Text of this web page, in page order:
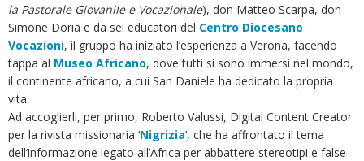
la Pastorale Giovanile e Vocazionale), don Matteo Scarpa, don
Simone Doria e da sei educatori del Centro Diocesano
Vocazioni, il gruppo ha iniziato l’esperienza a Verona, facendo
tappa al Museo Africano, dove tutti si sono immersi nel mondo,
il continente africano, a cui San Daniele ha dedicato la propria
vita.
Ad accoglierli, per primo, Roberto Valussi, Digital Content Creator
per la rivista missionaria ‘Nigrizia’, che ha affrontato il tema
dell’informazione legato all’Africa per abbattere stereotipi e false